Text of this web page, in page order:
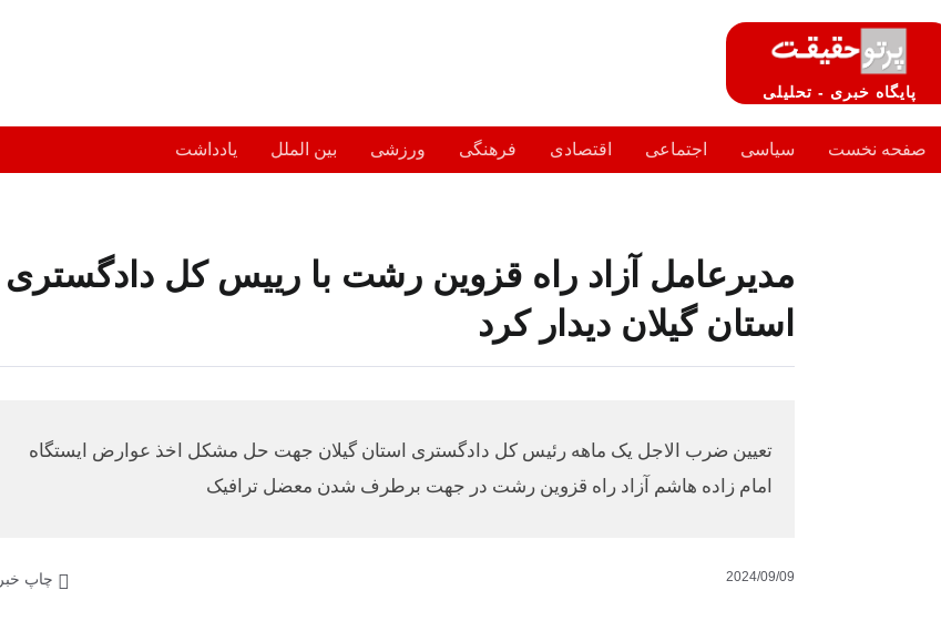
پایگاه خبری - تحلیلی
صفحه نخست سیاسی اجتماعی اقتصادی فرهنگی ورزشی بین الملل یادداشت
مدیرعامل آزاد راه قزوین رشت با رییس کل دادگستری
استان گیلان دیدار کرد
تعیین ضرب الاجل یک ماهه رئیس کل دادگستری استان گیلان جهت حل مشکل اخذ عوارض ایستگاه
امام زاده هاشم آزاد راه قزوین رشت در جهت برطرف شدن معضل ترافیک
2024/09/09 چاپ خبر